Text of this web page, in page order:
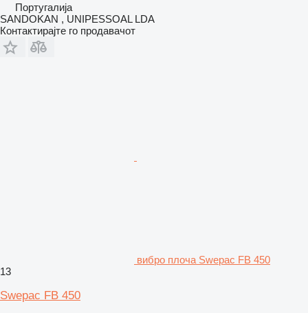
Португалија
SANDOKAN , UNIPESSOAL LDA
Контактирајте го продавачот
вибро плоча Swepac FB 450
13
Swepac FB 450